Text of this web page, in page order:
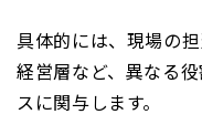
具体的には、現場の
経営層など、異なる
スに関与します。